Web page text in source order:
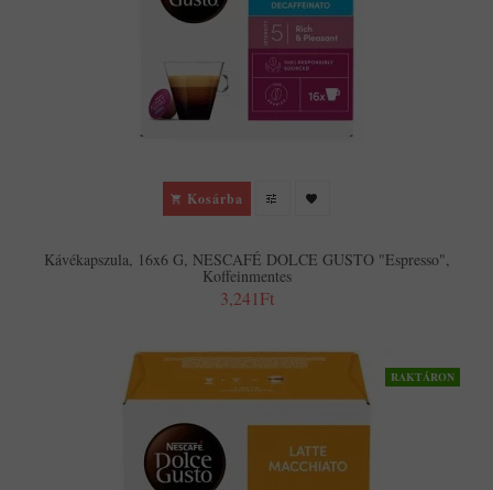
Kosárba
Kávékapszula, 16x6 G, NESCAFÉ DOLCE GUSTO "Espresso",
Koffeinmentes
3,241Ft
RAKTÁRON